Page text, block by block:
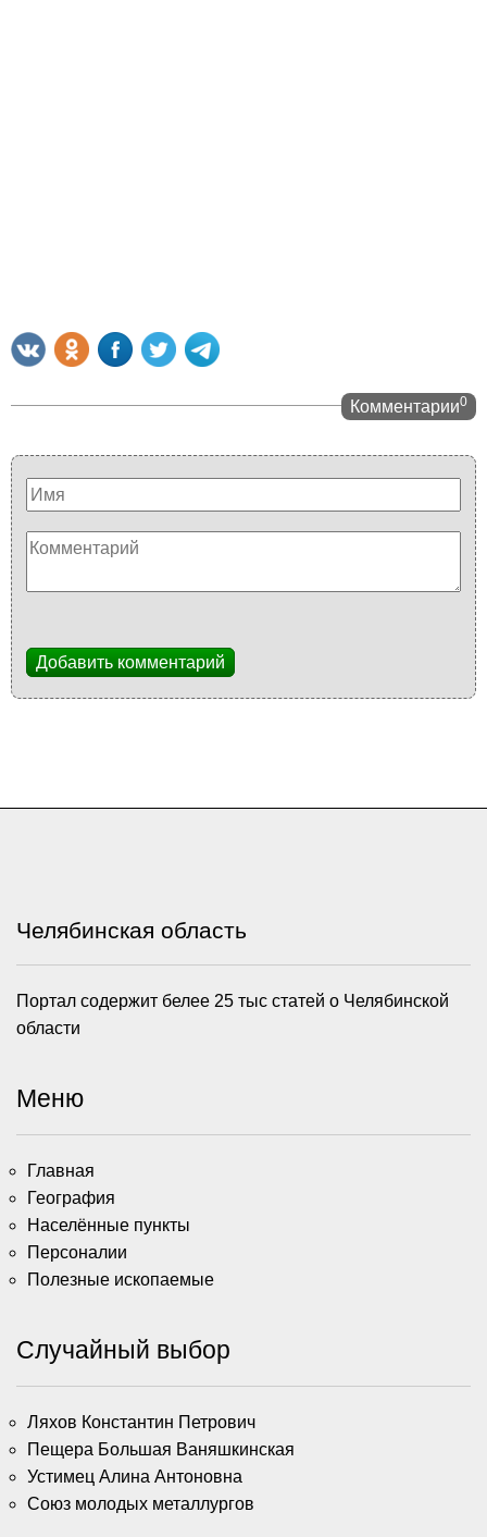
Комментарии0
Добавить комментарий
Челябинская область
Портал содержит белее 25 тыс статей о Челябинской
области
Меню
Главная
География
Населённые пункты
Персоналии
Полезные ископаемые
Случайный выбор
Ляхов Константин Петрович
Пещера Большая Ваняшкинская
Устимец Алина Антоновна
Союз молодых металлургов